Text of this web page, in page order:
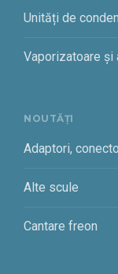
Unități de
Vaporizatoare și
NOUTĂȚI
Adaptori,
Alte scule
Cantare freon